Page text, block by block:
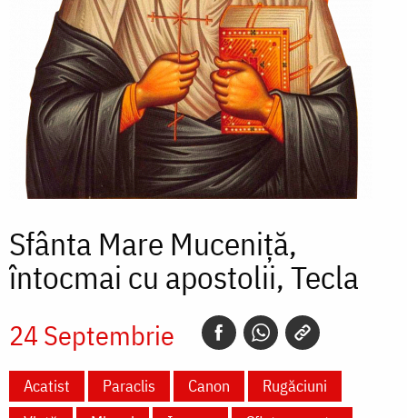
Sfânta Mare Muceniță,
întocmai cu apostolii, Tecla
24 Septembrie
Acatist Paraclis Canon
Rugăciuni